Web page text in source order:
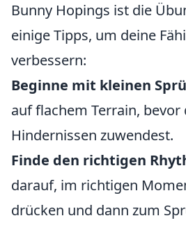
Bunny Hopings ist die
einige Tipps, um deine
verbessern:
Beginne mit kleinen
auf flachem Terrain,
Hindernissen zuwendest.
Finde den richtigen
darauf, im richtigen
drücken und dann zum